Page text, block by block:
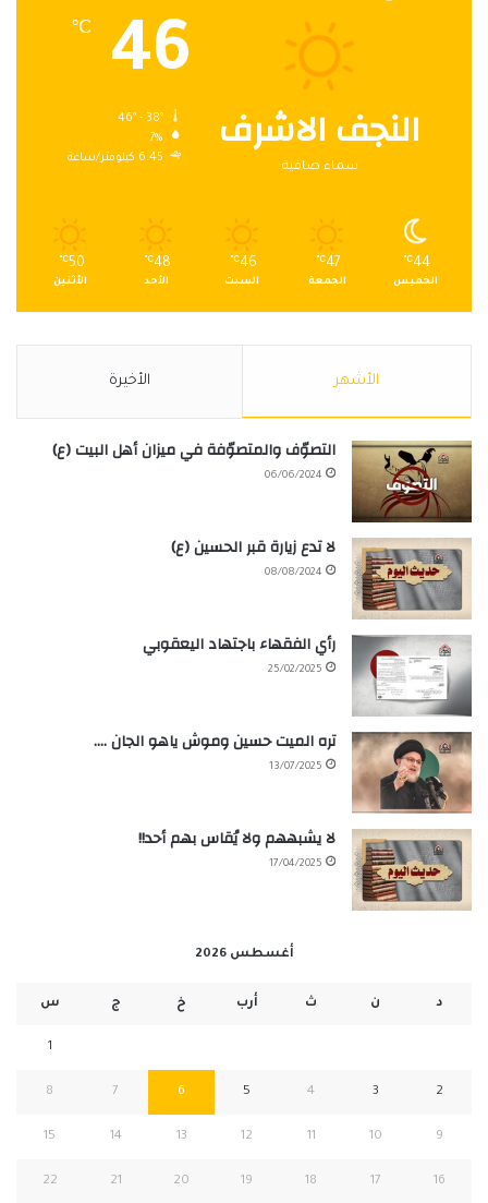
النجف الاشرف
سماء صافية
46
℃
7%
6.45 كيلومتر/ساعة
44
℃
الخميس
47
℃
الجمعة
46
℃
السبت
48
℃
الأحد
50
℃
الأثنين
الأشهر الأخيرة
التصوّف والمتصوّفة في ميزان أهل البيت (ع)
06/06/2024
لا تدع زيارة قبر الحسين (ع)
08/08/2024
رأي الفقهاء باجتهاد اليعقوبي
25/02/2025
تره الميت حسين وموش ياهو الجان ….
13/07/2025
لا يشبههم ولا يُقاس بهم أحد!!
17/04/2025
أغسطس 2026
د ن ث أرب خ ج س
1
2
3
4
5
6
7
8
9
10
11
12
13
14
15
16
17
18
19
20
21
22